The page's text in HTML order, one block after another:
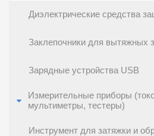
Диэлектрические средства
Заклепочники для вытяжных
Зарядные устройства USB
Измерительные приборы
мультиметры, тестеры)
Инструмент для затяжки и